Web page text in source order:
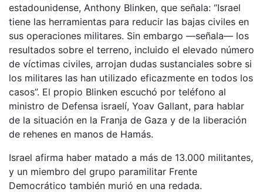
estadounidense, Anthony Blinken, que señala: “Israel
tiene las herramientas para reducir las bajas civiles en
sus operaciones militares. Sin embargo —señala— los
resultados sobre el terreno, incluido el elevado número
de víctimas civiles, arrojan dudas sustanciales sobre si
los militares las han utilizado eficazmente en todos los
casos”. El propio Blinken escuchó por teléfono al
ministro de Defensa israelí, Yoav Gallant, para hablar
de la situación en la Franja de Gaza y de la liberación
de rehenes en manos de Hamás.
Israel afirma haber matado a más de 13.000 militantes,
y un miembro del grupo paramilitar Frente
Democrático también murió en una redada.